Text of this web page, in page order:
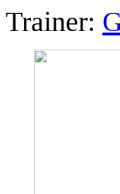
Trainer: